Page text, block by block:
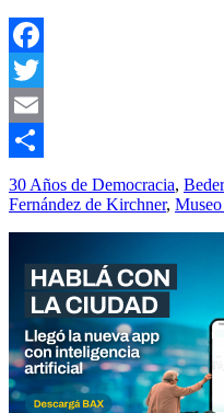
Facebook
Twitter
Email
Compartir
30 Años de Democracia,
Fernández de Kirchner,